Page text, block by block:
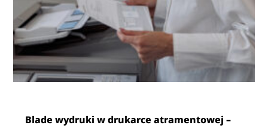
Blade wydruki w drukarce atramentowej –